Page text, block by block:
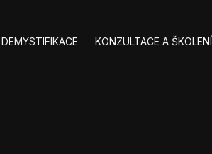
DEMYSTIFIKACE KONZULTACE A ŠKOLENÍ